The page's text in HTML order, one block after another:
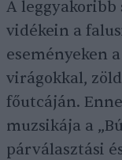
A leggyakoribb
vidékein a
eseményeken
virágokkal,
főutcáján.
muzsikája a
párválasztási